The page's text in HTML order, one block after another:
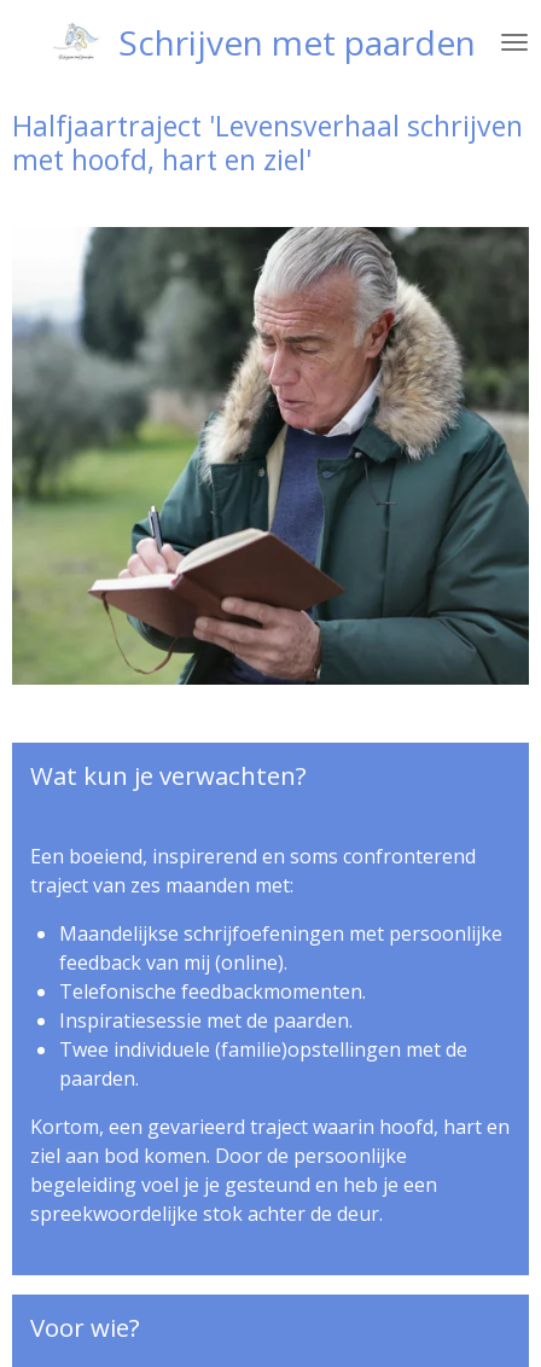
direct
de
hoofdinhoud
Schrijven met paarden
Halfjaartraject 'Levensverhaal schrijven
met hoofd, hart en ziel'
Wat kun je verwachten?
Een boeiend, inspirerend en soms confronterend
traject van zes maanden met:
Maandelijkse schrijfoefeningen met persoonlijke
feedback van mij (online).
Telefonische feedbackmomenten.
Inspiratiesessie met de paarden.
Twee individuele (familie)opstellingen met de
paarden.
Kortom, een gevarieerd traject waarin hoofd, hart en
ziel aan bod komen. Door de persoonlijke
begeleiding voel je je gesteund en heb je een
spreekwoordelijke stok achter de deur.
Voor wie?